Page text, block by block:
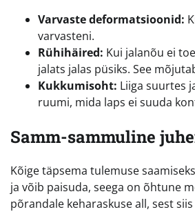
Varvaste deformatsioonid:
varvasteni.
Rühihäired: Kui jalanõu ei
jalats jalas püsiks. See
Kukkumisoht: Liiga suurtes
ruumi, mida laps ei suuda
Samm-sammuline
Kõige täpsema tulemuse
ja võib paisuda, seega on õhtune
põrandale keharaskuse all, sest